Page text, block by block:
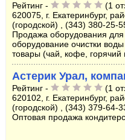
Рейтинг -
(1
620075, г. Екатеринбург,
(городской) , (343) 380-25-
Продажа оборудования
оборудование очистки
товары (чай, кофе, горячий
Астерик Урал,
Рейтинг -
(1
620102, г. Екатеринбург,
(городской) , (343) 379-64-
Оптовая продажа